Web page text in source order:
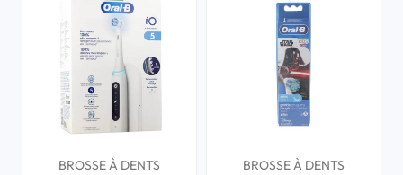
BROSSE À DENTS
BROSSE À DENTS